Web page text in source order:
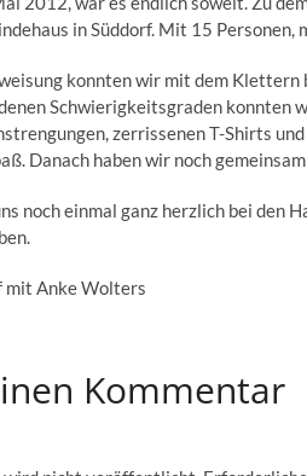
in Süddorf. Mit 15
konnten wir mit dem
Schwierigkeitsgraden konnten
zerrissenen T-Shirts
Danach haben wir noch
noch einmal ganz herzlich bei den
mit Anke Wolters
Kommentar